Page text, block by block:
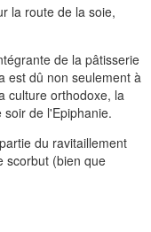
la route de la soie,
de la pâtisserie
est dû non seulement à
culture orthodoxe, la
de l'Epiphanie.
du ravitaillement
scorbut (bien que